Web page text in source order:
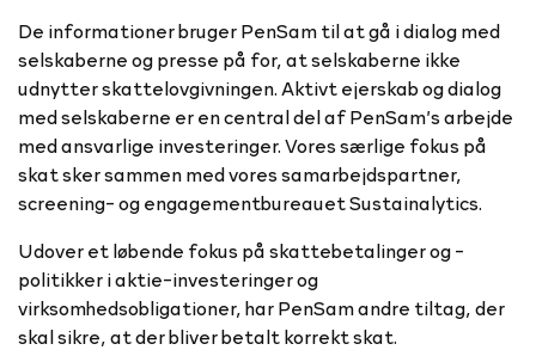
De informationer bruger PenSam til at gå i dialog med
selskaberne og presse på for, at selskaberne ikke
udnytter skattelovgivningen. Aktivt ejerskab og dialog
med selskaberne er en central del af PenSam’s arbejde
med ansvarlige investeringer. Vores særlige fokus på
skat sker sammen med vores samarbejdspartner,
screening- og engagementbureauet Sustainalytics.
Udover et løbende fokus på skattebetalinger og -
politikker i aktie-investeringer og
virksomhedsobligationer, har PenSam andre tiltag, der
skal sikre, at der bliver betalt korrekt skat.